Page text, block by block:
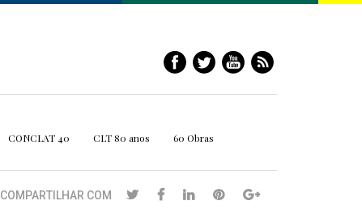
CONCLAT 40 CLT 80 anos 60 Obras
COMPARTILHAR COM